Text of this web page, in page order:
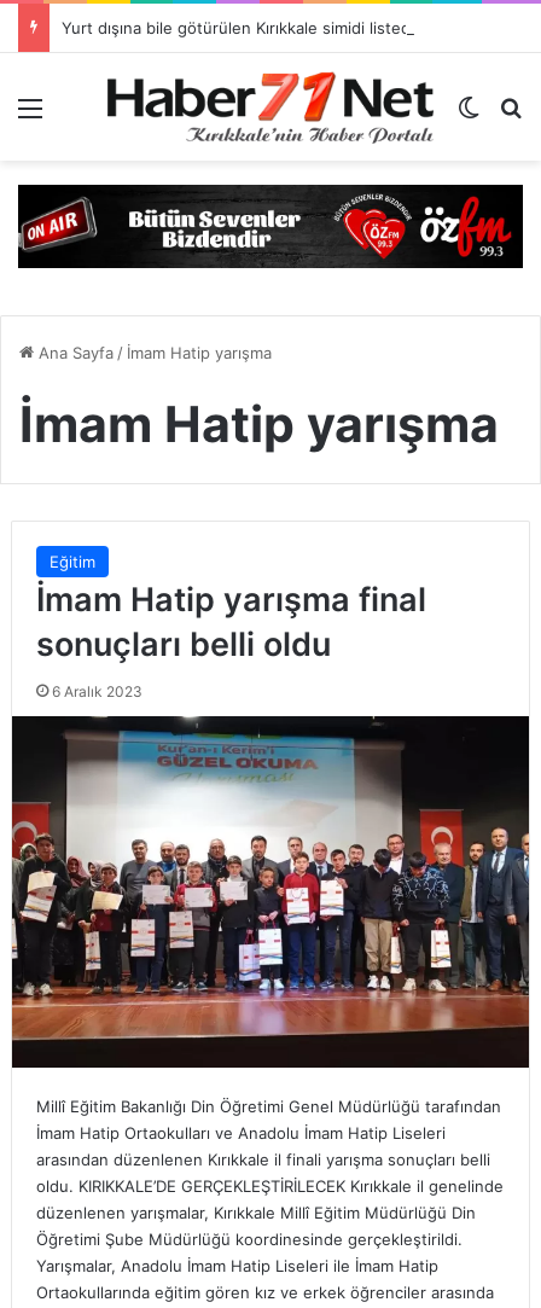
Dış
Ana Sayfa/ İmam Hatip yarışma
İmam Hatip yarışma
Eğitim
İmam Hatip yarışma final
sonuçları belli oldu
6 Aralık 2023
Millî Eğitim Bakanlığı Din Öğretimi Genel Müdürlüğü tarafından
İmam Hatip Ortaokulları ve Anadolu İmam Hatip Liseleri
arasından düzenlenen Kırıkkale il finali yarışma sonuçları belli
oldu. KIRIKKALE’DE GERÇEKLEŞTİRİLECEK Kırıkkale il genelinde
düzenlenen yarışmalar, Kırıkkale Millî Eğitim Müdürlüğü Din
Öğretimi Şube Müdürlüğü koordinesinde gerçekleştirildi.
Yarışmalar, Anadolu İmam Hatip Liseleri ile İmam Hatip
Ortaokullarında eğitim gören kız ve erkek öğrenciler arasında